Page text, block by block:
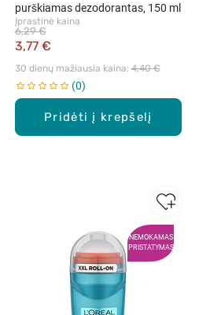
Pridėti į krepšelį
purškiamas dezodorantas, 150 ml
Įprastinė kaina
3,77 €
6,29 €
30 dienų mažiausia kaina: 4,40 €
0
NEMOKAMAS
PRISTATYMAS